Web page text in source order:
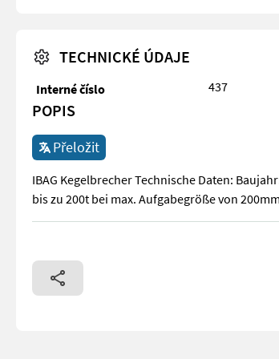
TECHNICKÉ ÚDAJE
Interné číslo 437
POPIS
Přeložit
IBAG Kegelbrecher Technische Daten:
bis zu 200t bei max. Aufgabegröße von
IBAG Kegelbrecher Technische Daten: